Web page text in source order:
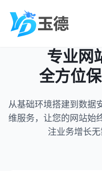
专业网
全方位
从基础环境搭建到数据
维服务，让您的网站始
注业务增长无